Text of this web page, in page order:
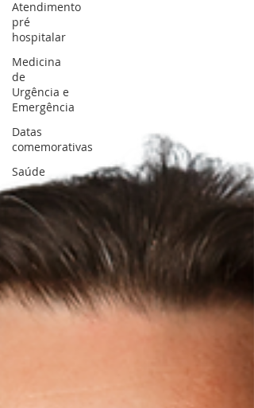
Atendimento
pré
hospitalar
Medicina
de
Urgência e
Emergência
Datas
comemorativas
Saúde